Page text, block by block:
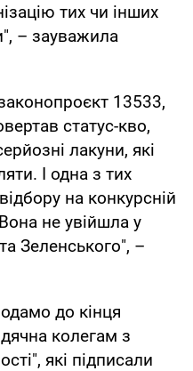
тих чи інших
– зауважила
13533,
статус-кво,
лакуни, які
І одна з тих
на конкурсній
не увійшла у
Зеленського", –
до кінця
колегам з
які підписали